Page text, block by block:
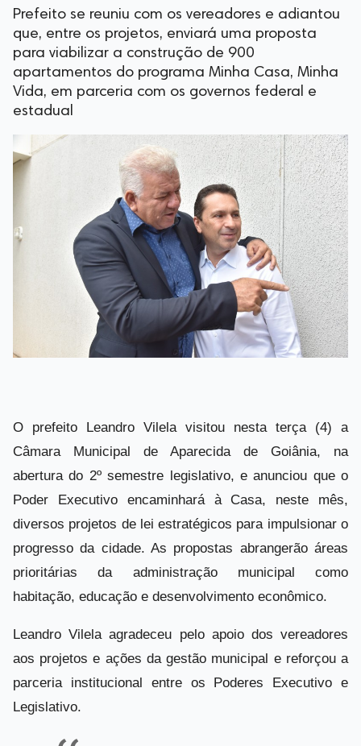
Prefeito se reuniu com os vereadores e adiantou
que, entre os projetos, enviará uma proposta
para viabilizar a construção de 900
apartamentos do programa Minha Casa, Minha
Vida, em parceria com os governos federal e
estadual
O prefeito Leandro Vilela visitou nesta terça (4) a
Câmara Municipal de Aparecida de Goiânia, na
abertura do 2º semestre legislativo, e anunciou que o
Poder Executivo encaminhará à Casa, neste mês,
diversos projetos de lei estratégicos para impulsionar o
progresso da cidade. As propostas abrangerão áreas
prioritárias da administração municipal como
habitação, educação e desenvolvimento econômico.
Leandro Vilela agradeceu pelo apoio dos vereadores
aos projetos e ações da gestão municipal e reforçou a
parceria institucional entre os Poderes Executivo e
Legislativo.